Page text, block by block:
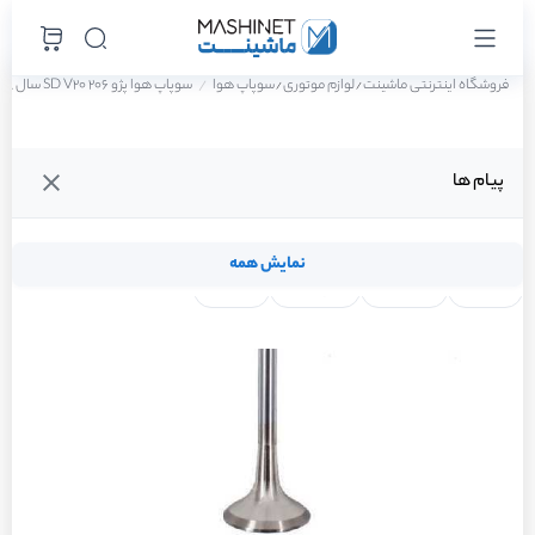
پیام ها
نمایش همه
فروشگاه اینترنتی ماشینت/لوازم موتوری/سوپاپ هوا سوپاپ هوا پژو 206 SD V20 سال 1388